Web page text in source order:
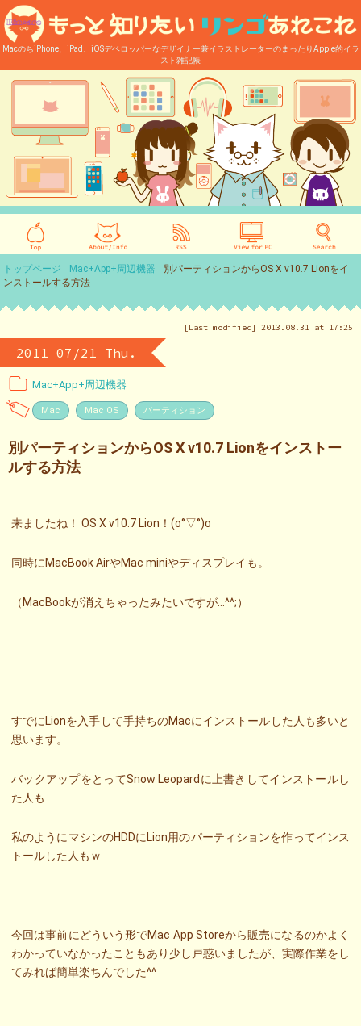
MacのちiPhone、iPad、iOSデベロッパーなデザイナー兼イラストレーターのまったりApple的イラ
スト雑記帳
トップページ Mac+App+周辺機器
別パーティションからOS X v10.7 Lionをイ
ンストールする方法
[Last modified] 2013.08.31 at 17:25
2011 07/21 Thu.
Mac+App+周辺機器
Mac Mac OS パーティション
別パーティションからOS X v10.7 Lionをインストー
ルする方法
来ましたね！ OS X v10.7 Lion！(o°▽°)o
同時にMacBook AirやMac miniやディスプレイも。
（MacBookが消えちゃったみたいですが…^^;）
すでにLionを入手して手持ちのMacにインストールした人も多いと
思います。
バックアップをとってSnow Leopardに上書きしてインストールし
た人も
私のようにマシンのHDDにLion用のパーティションを作ってインス
トールした人もｗ
今回は事前にどういう形でMac App Storeから販売になるのかよく
わかっていなかったこともあり少し戸惑いましたが、実際作業をし
てみれば簡単楽ちんでした^^